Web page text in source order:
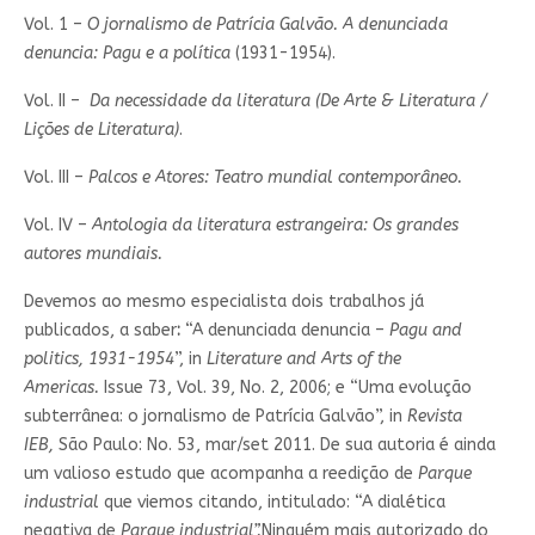
Vol. 1 – O jornalismo de Patrícia Galvão. A denunciada
denuncia: Pagu e a política(1931-1954).
Vol. II – Da necessidade da literatura (De Arte & Literatura /
Lições de Literatura).
Vol. III – Palcos e Atores: Teatro mundial contemporâneo.
Vol. IV –Antologia da literatura estrangeira: Os grandes
autores mundiais.
Devemos ao mesmo especialista dois trabalhos já
publicados, a saber:“A denunciada denuncia – Pagu and
politics, 1931-1954”, in Literature and Arts of the
Americas. Issue 73, Vol. 39, No. 2, 2006; e “Uma evolução
subterrânea: o jornalismo de Patrícia Galvão”, in Revista
IEB, São Paulo: No. 53, mar/set 2011. De sua autoria é ainda
um valioso estudo que acompanha a reedição de Parque
industrial que viemos citando, intitulado: “A dialética
negativa de Parque industrial”.Ninguém mais autorizado do